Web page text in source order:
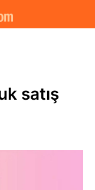
satış